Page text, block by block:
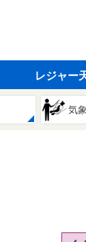
レジャー
気